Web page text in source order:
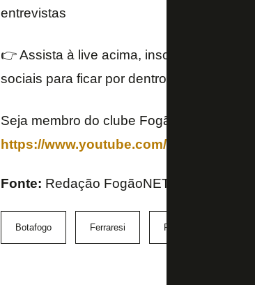
entrevistas
👉 Assista à live acima, inscreva-se no
sociais para ficar por dentro das últimas
Seja membro do clube FogãoNET+ e
https://www.youtube.com/channel/
Fonte: Redação FogãoNET
Botafogo Ferraresi Fifa